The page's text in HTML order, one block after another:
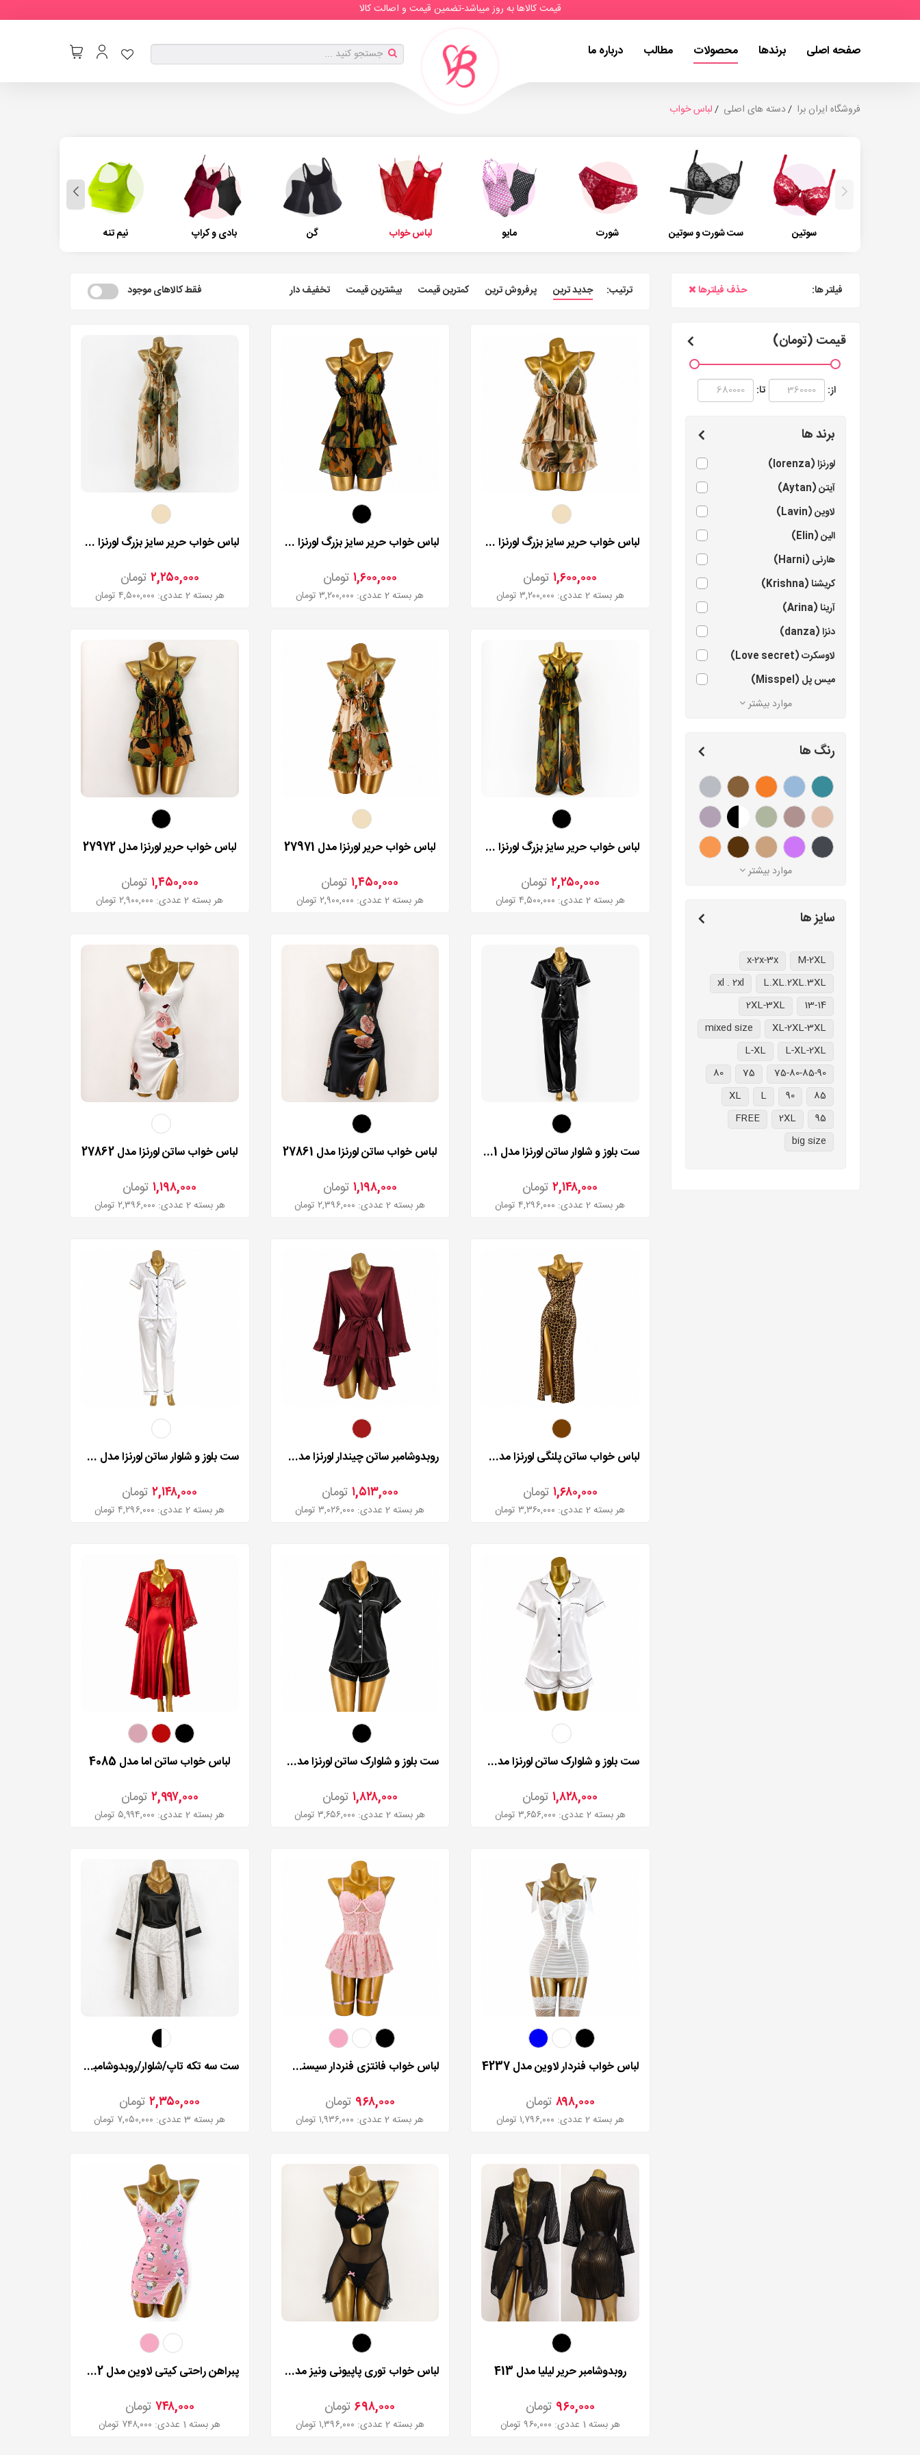
قیمت کالاها به روز میباشد-تضمین قیمت و اصالت کالا
صفحه اصلی برندها محصولات مطالب درباره ما
فروشگاه ایران برا دسته های اصلی لباس خواب
سوتین ست شورت و سوتین شورت مایو لباس خواب گن بادی و کراپ نیم تنه
فیلتر ها: حذف فیلترها
قیمت (تومان)
از: تا:
برند ها
لورنزا (lorenza)
آیتن (Aytan)
لاوین (Lavin)
الین (Elin)
هارنی (Harni)
کریشنا (Krishna)
آرینا (Arina)
دنزا (danza)
لاوسکرت (Love secret)
میس پل (Misspel)
موارد بیشتر
رنگ ها
موارد بیشتر
سایز ها
M-2XL
x-2x-3x
L.XL.2XL.3XL
xl . 2xl
13-14
2XL-3XL
XL-2XL-3XL
mixed size
L-XL-2XL
L-XL
75-80-85-90
75
80
85
90
L
XL
95
2XL
FREE
big size
ترتیب: جدید ترین پرفروش ترین کمترین قیمت بیشترین قیمت تخفیف دار فقط کالاهای موجود
لباس خواب حریر سایز بزرگ لورنزا مدل 27981
۱,۶۰۰,۰۰۰تومان
هر بسته 2 عددی: ۳,۲۰۰,۰۰۰ تومان
لباس خواب حریر سایز بزرگ لورنزا مدل 27982
۱,۶۰۰,۰۰۰ تومان
هر بسته 2 عددی: ۳,۲۰۰,۰۰۰ تومان
لباس خواب حریر سایز بزرگ لورنزا مدل 24531
۲,۲۵۰,۰۰۰ تومان
هر بسته 2 عددی: ۴,۵۰۰,۰۰۰ تومان
لباس خواب حریر سایز بزرگ لورنزا مدل 24532
۲,۲۵۰,۰۰۰ تومان
هر بسته 2 عددی: ۴,۵۰۰,۰۰۰ تومان
لباس خواب حریر لورنزا مدل 27971
۱,۴۵۰,۰۰۰تومان
هر بسته 2 عددی: ۲,۹۰۰,۰۰۰ تومان
لباس خواب حریر لورنزا مدل 27972
۱,۴۵۰,۰۰۰ تومان
هر بسته 2 عددی: ۲,۹۰۰,۰۰۰ تومان
ست بلوز و شلوار ساتن لورنزا مدل 235101
۲,۱۴۸,۰۰۰تومان
هر بسته 2 عددی: ۴,۲۹۶,۰۰۰ تومان
لباس خواب ساتن لورنزا مدل 27861
۱,۱۹۸,۰۰۰ تومان
هر بسته 2 عددی: ۲,۳۹۶,۰۰۰ تومان
لباس خواب ساتن لورنزا مدل 27862
۱,۱۹۸,۰۰۰تومان
هر بسته 2 عددی: ۲,۳۹۶,۰۰۰ تومان
لباس خواب ساتن پلنگی لورنزا مدل 2780
۱,۶۸۰,۰۰۰ تومان
هر بسته 2 عددی: ۳,۳۶۰,۰۰۰ تومان
روبدوشامبر ساتن چیندار لورنزا مدل 2756
۱,۵۱۳,۰۰۰ تومان
هر بسته 2 عددی: ۳,۰۲۶,۰۰۰ تومان
ست بلوز و شلوار ساتن لورنزا مدل 235106
۲,۱۴۸,۰۰۰تومان
هر بسته 2 عددی: ۴,۲۹۶,۰۰۰ تومان
ست بلوز و شلوارک ساتن لورنزا مدل 235503
۱,۸۲۸,۰۰۰تومان
هر بسته 2 عددی: ۳,۶۵۶,۰۰۰ تومان
ست بلوز و شلوارک ساتن لورنزا مدل 235504
۱,۸۲۸,۰۰۰ تومان
هر بسته 2 عددی: ۳,۶۵۶,۰۰۰ تومان
لباس خواب ساتن اما مدل 4085
۲,۹۹۷,۰۰۰ تومان
هر بسته 2 عددی: ۵,۹۹۴,۰۰۰ تومان
لباس خواب فنردار لاوین مدل 4237
۸۹۸,۰۰۰ تومان
هر بسته 2 عددی: ۱,۷۹۶,۰۰۰ تومان
لباس خواب فانتزی فنردار سیسنت مدل 5255
۹۶۸,۰۰۰ تومان
هر بسته 2 عددی: ۱,۹۳۶,۰۰۰ تومان
ست سه تکه تاپ/شلوار/روبدوشامبر لاوسکرت مدل 2223
۲,۳۵۰,۰۰۰تومان
هر بسته 3 عددی: ۷,۰۵۰,۰۰۰ تومان
روبدوشامبر حریر لیلیا مدل 413
۹۶۰,۰۰۰ تومان
هر بسته 1 عددی: ۹۶۰,۰۰۰ تومان
لباس خواب توری پاپیونی ونیز مدل 8410
۶۹۸,۰۰۰تومان
هر بسته 2 عددی: ۱,۳۹۶,۰۰۰ تومان
پبراهن راحتی کیتی لاوین مدل 4252
۷۴۸,۰۰۰ تومان
هر بسته 1 عددی: ۷۴۸,۰۰۰ تومان